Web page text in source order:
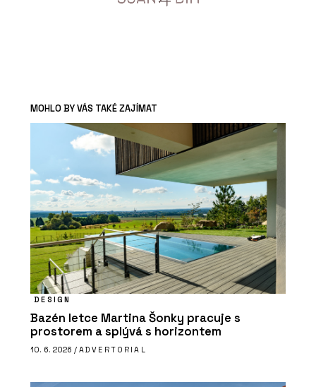
MOHLO BY VÁS TAKÉ ZAJÍMAT
DESIGN
Bazén letce Martina Šonky pracuje s
prostorem a splývá s horizontem
10. 6. 2026 / ADVERTORIAL